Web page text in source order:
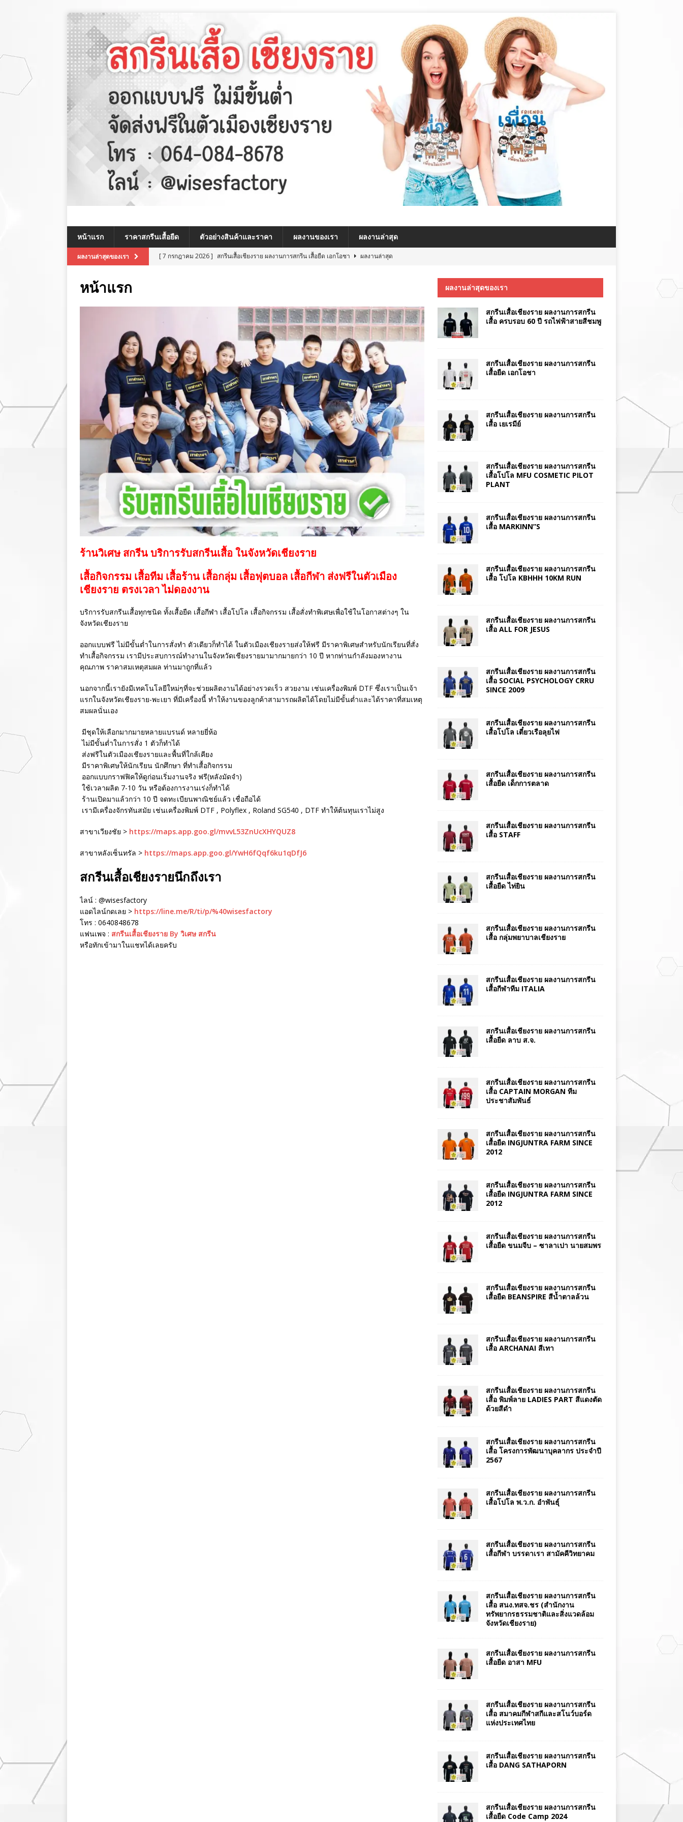
หน้าแรก ราคาสกรีนเสื้อยืด ตัวอย่างสินค้าและราคา ผลงานของเรา ผลงานล่าสุด
ผลงานล่าสุดของเรา [ 7 กรกฎาคม 2026 ] สกรีนเสื้อเชียงราย ผลงานการสกรีน เสื้อยืด เอกโอชา
ผลงานล่าสุด
ผลงานล่าสุด
สกรีนเสื้อเชียงราย ผลงานการสกรีน เสื้อ MARKINN”S
ผลงานล่าสุด
[ 8 กรกฎาคม 2026 ]
สกรีนเสื้อเชียงราย ผลงานการสกรีนเสื้อ ครบรอบ 60 ปี รถไฟฟ้าสายสีชมพู
ผลงานล่าสุด
หน้าแรก
ร้านวิเศษ สกรีน บริการรับสกรีนเสื้อ ในจังหวัดเชียงราย
เสื้อกิจกรรม เสื้อทีม เสื้อร้าน เสื้อกลุ่ม เสื้อฟุตบอล เสื้อกีฬา ส่งฟรีในตัวเมือง
เชียงราย ตรงเวลา ไม่ดองงาน
บริการรับสกรีนเสื้อทุกชนิด ทั้งเสื้อยืด เสื้อกีฬา เสื้อโปโล เสื้อกิจกรรม เสื้อสั่งทำพิเศษเพื่อใช้ในโอกาสต่างๆ ใน
จังหวัดเชียงราย
ออกแบบฟรี ไม่มีขั้นต่ำในการสั่งทำ ตัวเดียวก็ทำได้ ในตัวเมืองเชียงรายส่งให้ฟรี มีราคาพิเศษสำหรับนักเรียนที่สั่ง
ทำเสื้อกิจกรรม เรามีประสบการณ์ทำงานในจังหวัดเชียงรายมามากมายกว่า 10 ปี หากท่านกำลังมองหางาน
คุณภาพ ราคาสมเหตุสมผล ท่านมาถูกที่แล้ว
นอกจากนี้เรายังมีเทคโนโลยีใหม่ๆที่จะช่วยผลิตงานได้อย่างรวดเร็ว สวยงาม เช่นเครื่องพิมพ์ DTF ซึ่งเราเป็นเจ้า
แรกในจังหวัดเชียงราย-พะเยา ที่มีเครื่องนี้ ทำให้งานของลูกค้าสามารถผลิตได้โดยไม่มีขั้นต่ำและได้ราคาที่สมเหตุ
สมผลนั่นเอง
มีชุดให้เลือกมากมายหลายแบรนด์ หลายยี่ห้อ
ไม่มีขั้นต่ำในการสั่ง 1 ตัวก็ทำได้
ส่งฟรีในตัวเมืองเชียงรายและพื้นที่ใกล้เคียง
มีราคาพิเศษให้นักเรียน นักศึกษา ที่ทำเสื้อกิจกรรม
ออกแบบกราฟฟิคให้ดูก่อนเริ่มงานจริง ฟรี(หลังมัดจำ)
ใช้เวลาผลิต 7-10 วัน หรือต้องการงานเร่งก็ทำได้
ร้านเปิดมาแล้วกว่า 10 ปี จดทะเบียนพาณิชย์แล้ว เชื่อถือได้
เรามีเครื่องจักรทันสมัย เช่นเครื่องพิมพ์ DTF , Polyflex , Roland SG540 , DTF ทำให้ต้นทุนเราไม่สูง
สาขาเวียงชัย > https://maps.app.goo.gl/mvvL53ZnUcXHYQUZ8
สาขาหลังเซ็นทรัล > https://maps.app.goo.gl/YwH6fQqf6ku1qDfJ6
สกรีนเสื้อเชียงรายนึกถึงเรา
ไลน์ : @wisesfactory
แอดไลน์กดเลย > https://line.me/R/ti/p/%40wisesfactory
โทร : 0640848678
แฟนเพจ : สกรีนเสื้อเชียงราย By วิเศษ สกรีน
หรือทักเข้ามาในแชทได้เลยครับ
ผลงานล่าสุดของเรา
สกรีนเสื้อเชียงราย ผลงานการสกรีน
เสื้อ ครบรอบ 60 ปี รถไฟฟ้าสายสีชมพู
สกรีนเสื้อเชียงราย ผลงานการสกรีน
เสื้อยืด เอกโอชา
สกรีนเสื้อเชียงราย ผลงานการสกรีน
เสื้อ เยเรมีย์
สกรีนเสื้อเชียงราย ผลงานการสกรีน
เสื้อโปโล MFU COSMETIC PILOT
PLANT
สกรีนเสื้อเชียงราย ผลงานการสกรีน
เสื้อ MARKINN”S
สกรีนเสื้อเชียงราย ผลงานการสกรีน
เสื้อ โปโล KBHHH 10KM RUN
สกรีนเสื้อเชียงราย ผลงานการสกรีน
เสื้อ ALL FOR JESUS
สกรีนเสื้อเชียงราย ผลงานการสกรีน
เสื้อ SOCIAL PSYCHOLOGY CRRU
SINCE 2009
สกรีนเสื้อเชียงราย ผลงานการสกรีน
เสื้อโปโล เตี๋ยวเรือลุยไฟ
สกรีนเสื้อเชียงราย ผลงานการสกรีน
เสื้อยืด เด็กการตลาด
สกรีนเสื้อเชียงราย ผลงานการสกรีน
เสื้อ STAFF
สกรีนเสื้อเชียงราย ผลงานการสกรีน
เสื้อยืด ไท่ยิน
สกรีนเสื้อเชียงราย ผลงานการสกรีน
เสื้อ กลุ่มพยาบาลเชียงราย
สกรีนเสื้อเชียงราย ผลงานการสกรีน
เสื้อกีฬาทีม ITALIA
สกรีนเสื้อเชียงราย ผลงานการสกรีน
เสื้อยืด ลาบ ส.จ.
สกรีนเสื้อเชียงราย ผลงานการสกรีน
เสื้อ CAPTAIN MORGAN ทีม
ประชาสัมพันธ์
สกรีนเสื้อเชียงราย ผลงานการสกรีน
เสื้อยืด INGJUNTRA FARM SINCE
2012
สกรีนเสื้อเชียงราย ผลงานการสกรีน
เสื้อยืด INGJUNTRA FARM SINCE
2012
สกรีนเสื้อเชียงราย ผลงานการสกรีน
เสื้อยืด ขนมจีบ – ซาลาเปา นายสมพร
สกรีนเสื้อเชียงราย ผลงานการสกรีน
เสื้อยืด BEANSPIRE สีน้ำตาลล้วน
สกรีนเสื้อเชียงราย ผลงานการสกรีน
เสื้อ ARCHANAI สีเทา
สกรีนเสื้อเชียงราย ผลงานการสกรีน
เสื้อ พิมพ์ลาย LADIES PART สีแดงตัด
ด้วยสีดำ
สกรีนเสื้อเชียงราย ผลงานการสกรีน
เสื้อ โครงการพัฒนาบุคลากร ประจำปี
2567
สกรีนเสื้อเชียงราย ผลงานการสกรีน
เสื้อโปโล พ.ว.ก. อำพันธุ์
สกรีนเสื้อเชียงราย ผลงานการสกรีน
เสื้อกีฬา บรรดาเรา สามัคคีวิทยาคม
สกรีนเสื้อเชียงราย ผลงานการสกรีน
เสื้อ สนง.ทสจ.ชร (สำนักงาน
ทรัพยากรธรรมชาติและสิ่งแวดล้อม
จังหวัดเชียงราย)
สกรีนเสื้อเชียงราย ผลงานการสกรีน
เสื้อยืด อาสา MFU
สกรีนเสื้อเชียงราย ผลงานการสกรีน
เสื้อ สมาคมกีฬาสกีและสโนว์บอร์ด
แห่งประเทศไทย
สกรีนเสื้อเชียงราย ผลงานการสกรีน
เสื้อ DANG SATHAPORN
สกรีนเสื้อเชียงราย ผลงานการสกรีน
เสื้อยืด Code Camp 2024